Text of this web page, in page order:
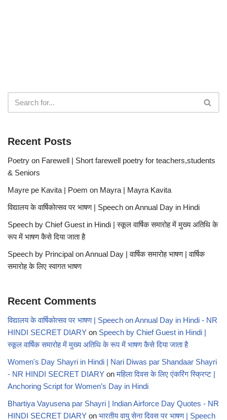
Recent Posts
Poetry on Farewell | Short farewell poetry for teachers,students
& Seniors
Mayre pe Kavita | Poem on Mayra | Mayra Kavita
विद्यालय के वार्षिकोत्सव पर भाषण | Speech on Annual Day in Hindi
Speech by Chief Guest in Hindi | स्कूल वार्षिक समारोह में मुख्य अतिथि के
रूप में भाषण कैसे दिया जाता है
Speech by Principal on Annual Day | वार्षिक समारोह भाषण | वार्षिक
समारोह के लिए स्वागत भाषण
Recent Comments
विद्यालय के वार्षिकोत्सव पर भाषण | Speech on Annual Day in Hindi - NR
HINDI SECRET DIARY on Speech by Chief Guest in Hindi |
स्कूल वार्षिक समारोह में मुख्य अतिथि के रूप में भाषण कैसे दिया जाता है
Women's Day Shayri in Hindi | Nari Diwas par Shandaar Shayri
- NR HINDI SECRET DIARY onमहिला दिवस के लिए एंकरिंग स्क्रिप्ट |
Anchoring Script for Women’s Day in Hindi
Bhartiya Vayusena par Shayri | Indian Airforce Day Quotes - NR
HINDI SECRET DIARY on भारतीय वायु सेना दिवस पर भाषण | Speech